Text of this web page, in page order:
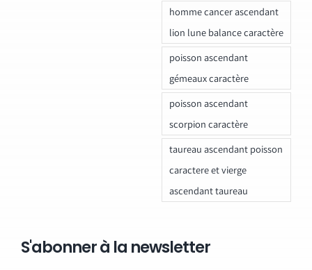
homme cancer ascendant
lion lune balance caractère
poisson ascendant
gémeaux caractère
poisson ascendant
scorpion caractère
taureau ascendant poisson
caractere et vierge
ascendant taureau
S'abonner à la newsletter